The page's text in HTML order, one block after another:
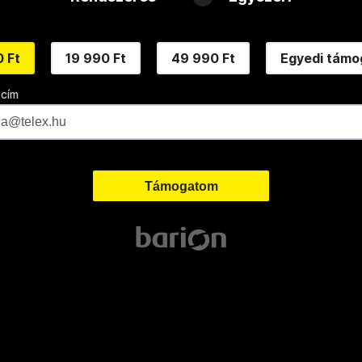
Ft 19 990 Ft 49 990 Ft Egyedi